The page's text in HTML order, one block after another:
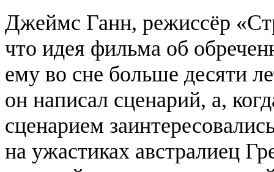
Джеймс Ганн, режиссёр
что идея фильма об
ему во сне больше десяти
он написал сценарий, а,
сценарием
на ужастиках австралиец